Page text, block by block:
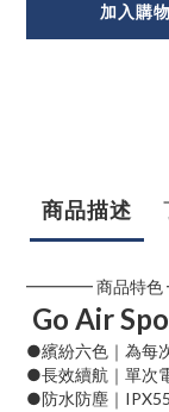
加入購
商品描述
━━━━ 商品特
Go Air
●繽紛六色｜為每
●長效續航｜單次
●防水防塵｜